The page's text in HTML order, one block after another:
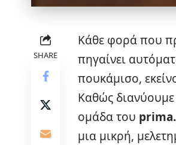
SHARE
Κάθε φορά που
πηγαίνει
πουκάμισο,
Καθώς διανύουμε
ομάδα του
μια μικρή,